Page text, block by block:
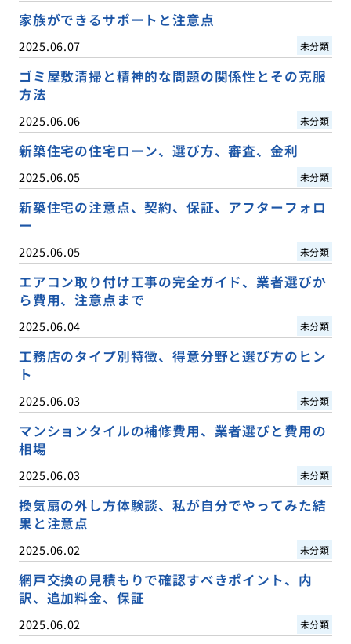
家族ができるサポートと注意点
2025.06.07 未分類
ゴミ屋敷清掃と精神的な問題の関係性とその克服
方法
2025.06.06 未分類
新築住宅の住宅ローン、選び方、審査、金利
2025.06.05 未分類
新築住宅の注意点、契約、保証、アフターフォロ
ー
2025.06.05 未分類
エアコン取り付け工事の完全ガイド、業者選びか
ら費用、注意点まで
2025.06.04 未分類
工務店のタイプ別特徴、得意分野と選び方のヒン
ト
2025.06.03 未分類
マンションタイルの補修費用、業者選びと費用の
相場
2025.06.03 未分類
換気扇の外し方体験談、私が自分でやってみた結
果と注意点
2025.06.02 未分類
網戸交換の見積もりで確認すべきポイント、内
訳、追加料金、保証
2025.06.02 未分類